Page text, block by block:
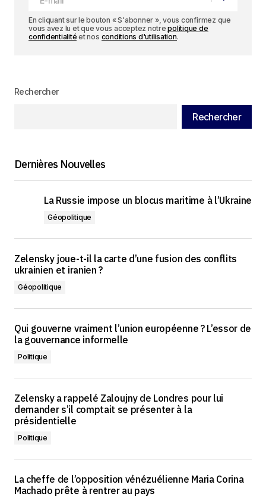
En cliquant sur le bouton « S'abonner », vous confirmez que
vous avez lu et que vous acceptez notrepolitique de
confidentialité et nos conditions d'utilisation.
Rechercher
Rechercher
Dernières Nouvelles
La Russie impose un blocus maritime à l’Ukraine
Géopolitique
Zelensky joue-t-il la carte d’une fusion des conflits
ukrainien et iranien ?
Géopolitique
Qui gouverne vraiment l’union européenne ? L’essor de
la gouvernance informelle
Politique
Zelensky a rappelé Zaloujny de Londres pour lui
demander s’il comptait se présenter à la
présidentielle
Politique
La cheffe de l’opposition vénézuélienne Maria Corina
Machado prête à rentrer au pays